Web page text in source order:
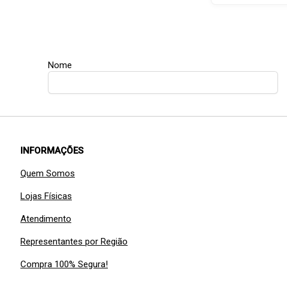
Nome
INFORMAÇÕES
Quem Somos
Lojas Físicas
Atendimento
Representantes por Região
Compra 100% Segura!